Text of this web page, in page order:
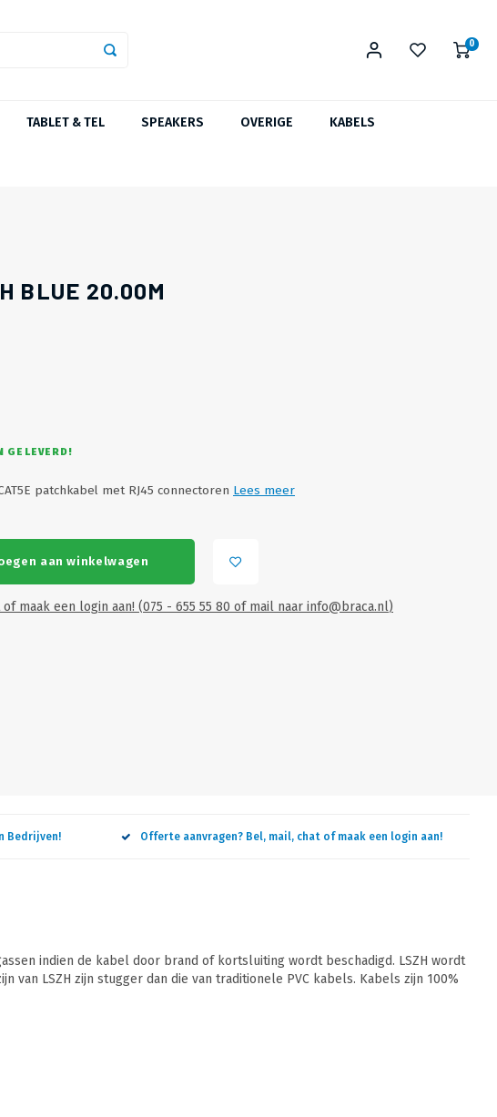
0
TABLET & TEL SPEAKERS OVERIGE KABELS
BLUE 20.00M
GELEVERD!
patchkabel met RJ45 connectoren Lees meer
aan winkelwagen
maak een login aan! (075 - 655 55 80 of mail naar info@braca.nl)
Bedrijven! Offerte aanvragen? Bel, mail, chat of maak een login aan!
indien de kabel door brand of kortsluiting wordt beschadigd. LSZH wordt
LSZH zijn stugger dan die van traditionele PVC kabels. Kabels zijn 100%